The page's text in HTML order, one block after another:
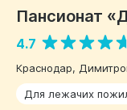
Пансионат
4.7
Краснодар,
Для лежачих